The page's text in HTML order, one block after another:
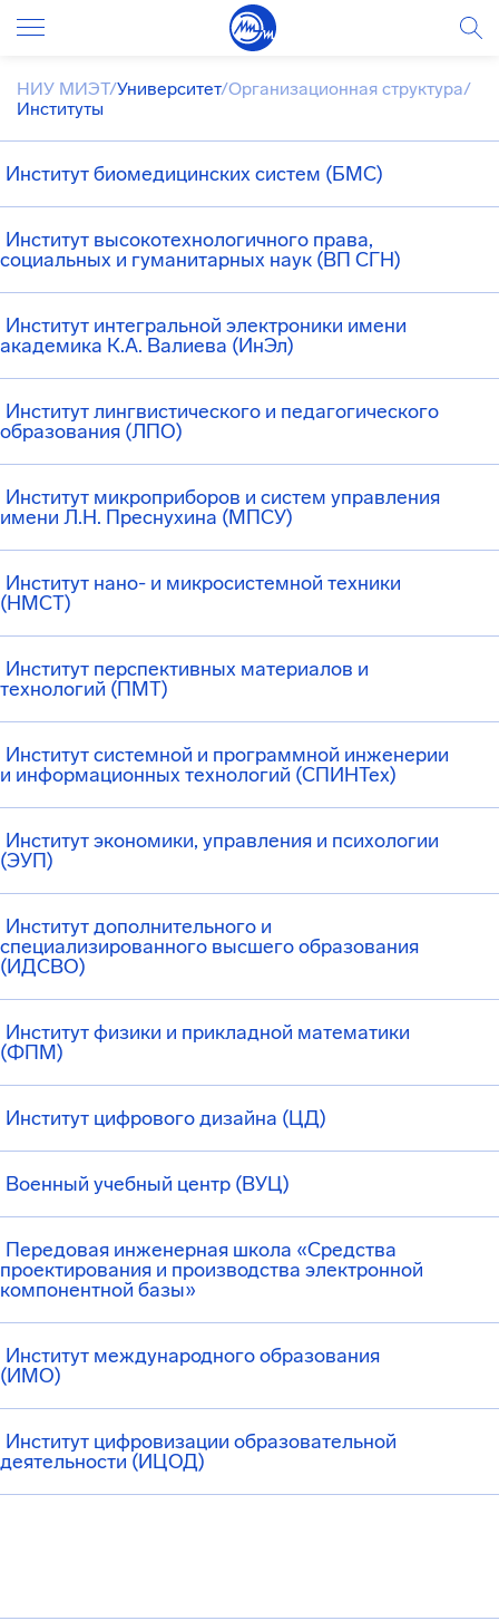
НИУ МИЭТ/Университет/Организационная структура/
Институты
Институт биомедицинских систем (БМС)
Институт высокотехнологичного права,
социальных и гуманитарных наук (ВП СГН)
Институт интегральной электроники имени
академика К.А. Валиева (ИнЭл)
Институт лингвистического и педагогического
образования (ЛПО)
Институт микроприборов и систем управления
имени Л.Н. Преснухина (МПСУ)
Институт нано- и микросистемной техники
(НМСТ)
Институт перспективных материалов и
технологий (ПМТ)
Институт системной и программной инженерии
и информационных технологий (СПИНТех)
Институт экономики, управления и психологии
(ЭУП)
Институт дополнительного и
специализированного высшего образования
(ИДСВО)
Институт физики и прикладной математики
(ФПМ)
Институт цифрового дизайна (ЦД)
Военный учебный центр (ВУЦ)
Передовая инженерная школа «Средства
проектирования и производства электронной
компонентной базы»
Институт международного образования
(ИМО)
Институт цифровизации образовательной
деятельности (ИЦОД)